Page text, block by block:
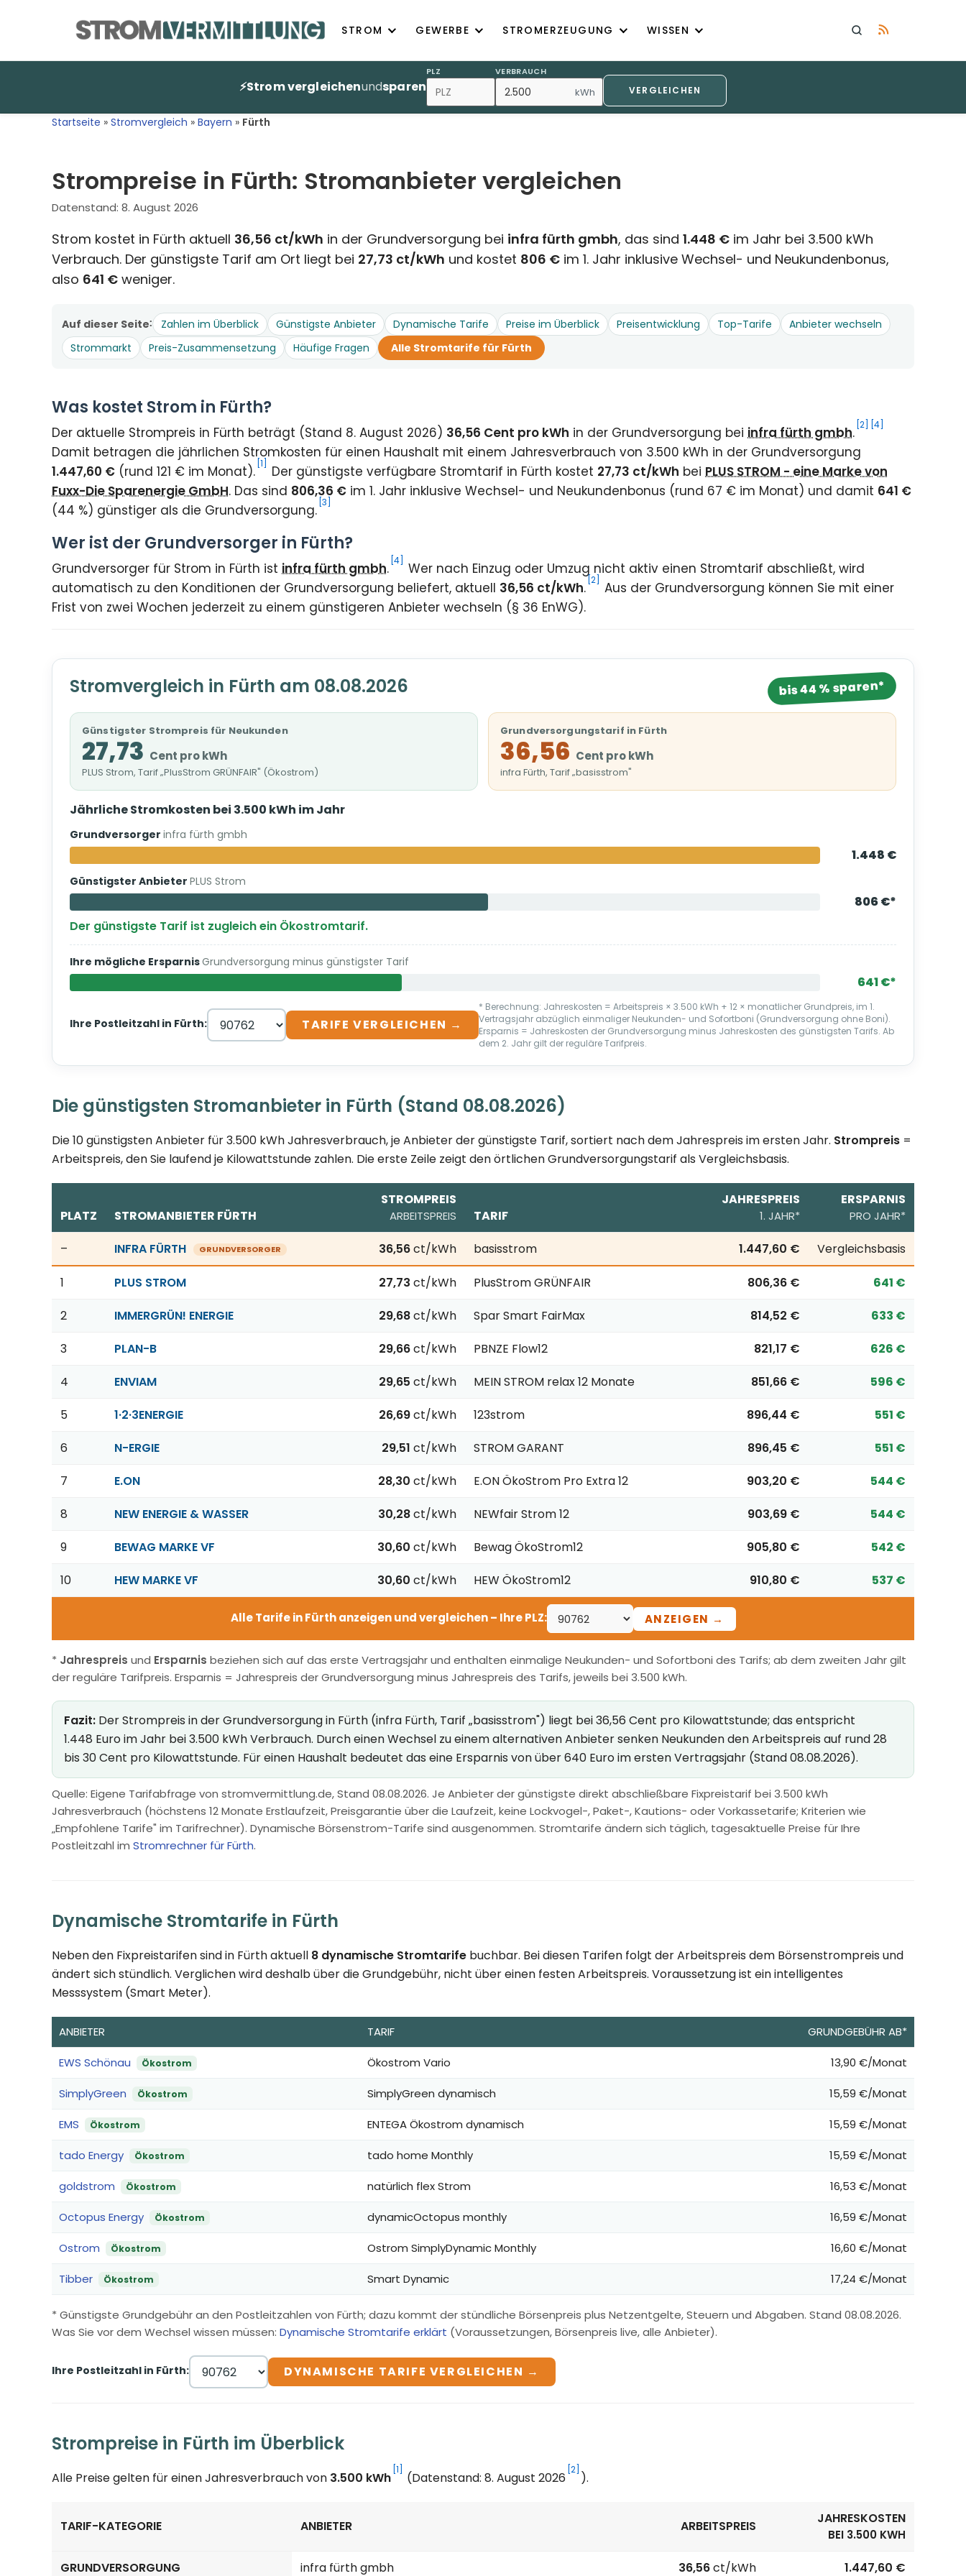
STROM GEWERBE STROMERZEUGUNG WISSEN
⚡Strom vergleichenundsparen
PLZ VERBRAUCH
kWh VERGLEICHEN
Startseite » Stromvergleich » Bayern » Fürth
Strompreise in Fürth: Stromanbieter vergleichen
Datenstand: 8. August 2026
Strom kostet in Fürth aktuell 36,56 ct/kWh in der Grundversorgung bei infra fürth gmbh, das sind 1.448 € im Jahr bei 3.500 kWh
Verbrauch. Der günstigste Tarif am Ort liegt bei 27,73 ct/kWh und kostet 806 € im 1. Jahr inklusive Wechsel- und Neukundenbonus,
also 641 € weniger.
Auf dieser Seite
Alle Stromtarife für Fürth
Zahlen im Überblick Günstigste Anbieter Dynamische Tarife Preise im Überblick Preisentwicklung Top-Tarife
Anbieter wechseln
Strommarkt
Preis-Zusammensetzung Häufige Fragen
Was kostet Strom in Fürth?
Der aktuelle Strompreis in Fürth beträgt (Stand 8. August 2026) 36,56 Cent pro kWh in der Grundversorgung bei infra fürth gmbh. [2] [4]
Damit betragen die jährlichen Stromkosten für einen Haushalt mit einem Jahresverbrauch von 3.500 kWh in der Grundversorgung
1.447,60 € (rund 121 € im Monat). [1] Der günstigste verfügbare Stromtarif in Fürth kostet 27,73 ct/kWh bei PLUS STROM - eine Marke von
Fuxx-Die Sparenergie GmbH. Das sind 806,36 € im 1. Jahr inklusive Wechsel- und Neukundenbonus (rund 67 € im Monat) und damit 641 €
(44 %) günstiger als die Grundversorgung. [3]
Wer ist der Grundversorger in Fürth?
Grundversorger für Strom in Fürth ist infra fürth gmbh. [4]
Wer nach Einzug oder Umzug nicht aktiv einen Stromtarif abschließt, wird
automatisch zu den Konditionen der Grundversorgung beliefert, aktuell 36,56 ct/kWh.[2]
Aus der Grundversorgung können Sie mit einer
Frist von zwei Wochen jederzeit zu einem günstigeren Anbieter wechseln (§ 36 EnWG).
Stromvergleich in Fürth am 08.08.2026 bis 44 % sparen*
Günstigster Strompreis für Neukunden
27,73 Cent pro kWh
PLUS Strom, Tarif „PlusStrom GRÜNFAIR" (Ökostrom)
Grundversorgungstarif in Fürth
36,56 Cent pro kWh
infra Fürth, Tarif „basisstrom"
Jährliche Stromkosten bei 3.500 kWh im Jahr
Grundversorger infra fürth gmbh
1.448 €
Günstigster Anbieter PLUS Strom
806 €*
Der günstigste Tarif ist zugleich ein Ökostromtarif.
Ihre mögliche ErsparnisGrundversorgung minus günstigster Tarif
641 €*
Ihre Postleitzahl in Fürth: TARIFE VERGLEICHEN →
* Berechnung: Jahreskosten = Arbeitspreis × 3.500 kWh + 12 × monatlicher Grundpreis, im 1.
Vertragsjahr abzüglich einmaliger Neukunden- und Sofortboni (Grundversorgung ohne Boni).
Ersparnis = Jahreskosten der Grundversorgung minus Jahreskosten des günstigsten Tarifs. Ab
dem 2. Jahr gilt der reguläre Tarifpreis.
Die günstigsten Stromanbieter in Fürth (Stand 08.08.2026)
Die 10 günstigsten Anbieter für 3.500 kWh Jahresverbrauch, je Anbieter der günstigste Tarif, sortiert nach dem Jahrespreis im ersten Jahr. Strompreis =
Arbeitspreis, den Sie laufend je Kilowattstunde zahlen. Die erste Zeile zeigt den örtlichen Grundversorgungstarif als Vergleichsbasis.
Günstigste Stromanbieter in Fürth, Stand 08.08.2026; je Anbieter der günstigste Tarif bei 3.500 kWh Jahresverbrauch; erste Zeile = örtlicher
PLATZ STROMANBIETER FÜRTH
STROMPREIS
ARBEITSPREIS TARIF
JAHRESPREIS
1. JAHR*
ERSPARNIS
PRO JAHR*
– INFRA FÜRTH GRUNDVERSORGER 36,56ct/kWh basisstrom 1.447,60 € Vergleichsbasis
1 PLUS STROM 27,73 ct/kWh PlusStrom GRÜNFAIR 806,36 €
641 €
2
IMMERGRÜN! ENERGIE 29,68ct/kWh Spar Smart FairMax 814,52 €
633 €
3
PLAN-B 29,66ct/kWh PBNZE Flow12 821,17 €
626 €
4
ENVIAM 29,65 ct/kWh MEIN STROM relax 12 Monate 851,66 €
596 €
5
1·2·3ENERGIE 26,69ct/kWh 123strom 896,44 €
551 €
6
N-ERGIE 29,51 ct/kWh STROM GARANT 896,45 €
551 €
7
E.ON 28,30 ct/kWh E.ON ÖkoStrom Pro Extra 12 903,20 €
544 €
8
NEW ENERGIE & WASSER 30,28ct/kWh NEWfair Strom 12 903,69 €
544 €
9
BEWAG MARKE VF 30,60 ct/kWh Bewag ÖkoStrom12 905,80 €
542 €
10
HEW MARKE VF 30,60 ct/kWh HEW ÖkoStrom12 910,80 € 537 €
Alle Tarife in Fürth anzeigen und vergleichen – Ihre PLZ: ANZEIGEN →
* Jahrespreis und Ersparnis beziehen sich auf das erste Vertragsjahr und enthalten einmalige Neukunden- und Sofortboni des Tarifs; ab dem zweiten Jahr gilt
der reguläre Tarifpreis. Ersparnis = Jahrespreis der Grundversorgung minus Jahrespreis des Tarifs, jeweils bei 3.500 kWh.
Fazit: Der Strompreis in der Grundversorgung in Fürth (infra Fürth, Tarif „basisstrom") liegt bei 36,56 Cent pro Kilowattstunde; das entspricht
1.448 Euro im Jahr bei 3.500 kWh Verbrauch. Durch einen Wechsel zu einem alternativen Anbieter senken Neukunden den Arbeitspreis auf rund 28
bis 30 Cent pro Kilowattstunde. Für einen Haushalt bedeutet das eine Ersparnis von über 640 Euro im ersten Vertragsjahr (Stand 08.08.2026).
Quelle: Eigene Tarifabfrage von stromvermittlung.de, Stand 08.08.2026. Je Anbieter der günstigste direkt abschließbare Fixpreistarif bei 3.500 kWh
Jahresverbrauch (höchstens 12 Monate Erstlaufzeit, Preisgarantie über die Laufzeit, keine Lockvogel-, Paket-, Kautions- oder Vorkassetarife; Kriterien wie
„Empfohlene Tarife" im Tarifrechner). Dynamische Börsenstrom-Tarife sind ausgenommen. Stromtarife ändern sich täglich, tagesaktuelle Preise für Ihre
Postleitzahl im Stromrechner für Fürth.
Dynamische Stromtarife in Fürth
Neben den Fixpreistarifen sind in Fürth aktuell 8 dynamische Stromtarife buchbar. Bei diesen Tarifen folgt der Arbeitspreis dem Börsenstrompreis und
ändert sich stündlich. Verglichen wird deshalb über die Grundgebühr, nicht über einen festen Arbeitspreis. Voraussetzung ist ein intelligentes
Messsystem (Smart Meter).
ANBIETER TARIF GRUNDGEBÜHR AB*
EWS Schönau Ökostrom Ökostrom Vario 13,90 €/Monat
SimplyGreen Ökostrom SimplyGreen dynamisch 15,59 €/Monat
EMS Ökostrom ENTEGA Ökostrom dynamisch 15,59 €/Monat
tado Energy Ökostrom tado home Monthly 15,59 €/Monat
goldstrom Ökostrom natürlich flex Strom 16,53 €/Monat
Octopus Energy Ökostrom dynamicOctopus monthly 16,59 €/Monat
Ostrom Ökostrom Ostrom SimplyDynamic Monthly 16,60 €/Monat
Tibber Ökostrom Smart Dynamic 17,24 €/Monat
* Günstigste Grundgebühr an den Postleitzahlen von Fürth; dazu kommt der stündliche Börsenpreis plus Netzentgelte, Steuern und Abgaben. Stand 08.08.2026.
Was Sie vor dem Wechsel wissen müssen: Dynamische Stromtarife erklärt (Voraussetzungen, Börsenpreis live, alle Anbieter).
Ihre Postleitzahl in Fürth: DYNAMISCHE TARIFE VERGLEICHEN →
Strompreise in Fürth im Überblick
Alle Preise gelten für einen Jahresverbrauch von 3.500 kWh [1] (Datenstand: 8. August 2026 [2] ).
Strompreise in Fürth nach Tarif-Kategorie
TARIF-KATEGORIE ANBIETER ARBEITSPREIS JAHRESKOSTEN
BEI 3.500 KWH
GRUNDVERSORGUNG infra fürth gmbh 36,56ct/kWh 1.447,60 €